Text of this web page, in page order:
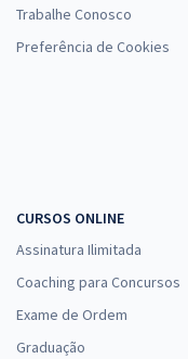
Trabalhe Conosco
Preferência de Cookies
CURSOS ONLINE
Assinatura Ilimitada
Coaching para Concursos
Exame de Ordem
Graduação